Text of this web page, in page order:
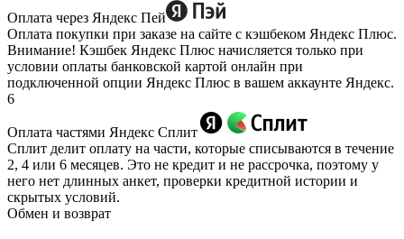
Оплата через Яндекс Пей
Оплата покупки при заказе на сайте с кэшбеком Яндекс Плюс.
Внимание! Кэшбек Яндекс Плюс начисляется только при
условии оплаты банковской картой онлайн при
подключенной опции Яндекс Плюс в вашем аккаунте Яндекс.
6
Оплата частями Яндекс Сплит
Сплит делит оплату на части, которые списываются в течение
2, 4 или 6 месяцев. Это не кредит и не рассрочка, поэтому у
него нет длинных анкет, проверки кредитной истории и
скрытых условий.
Обмен и возврат